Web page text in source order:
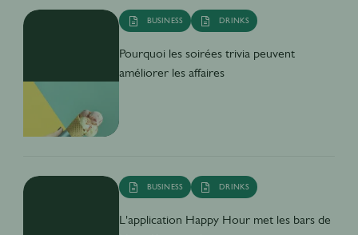
BUSINESS DRINKS
Pourquoi les soirées trivia peuvent
améliorer les affaires
BUSINESS DRINKS
L'application Happy Hour met les bars de